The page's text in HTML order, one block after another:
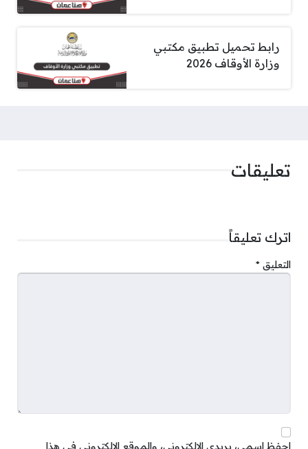
رابط تحميل تطبيق مكتبي
وزارة الأوقاف 2026
تعليقات
اترك تعليقاً
التعليق *
احفظ اسمي، بريدي الإلكتروني، والموقع الإلكتروني في هذا